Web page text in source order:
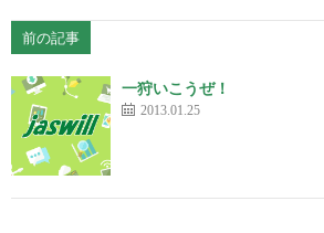
前の記事
一狩いこうぜ！
2013.01.25